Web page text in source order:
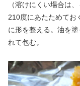
（溶けにくい場合は
210度にあたためてお
に形を整える。油を
れて包む。